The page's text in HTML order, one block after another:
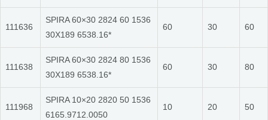
111636
SPIRA 60×30 2824 60 1536
30X189 6538.16*
60 30 60
111638
SPIRA 60×30 2824 80 1536
30X189 6538.16*
60 30 80
111968
SPIRA 10×20 2820 50 1536
6165.9712.0050
10 20 50